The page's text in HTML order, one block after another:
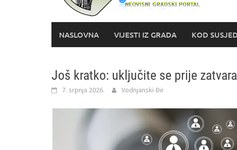
NASLOVNA VIJESTI IZ GRADA KOD
Još kratko: uključite se prije
7. srpnja 2026. Vodnjanski Đir